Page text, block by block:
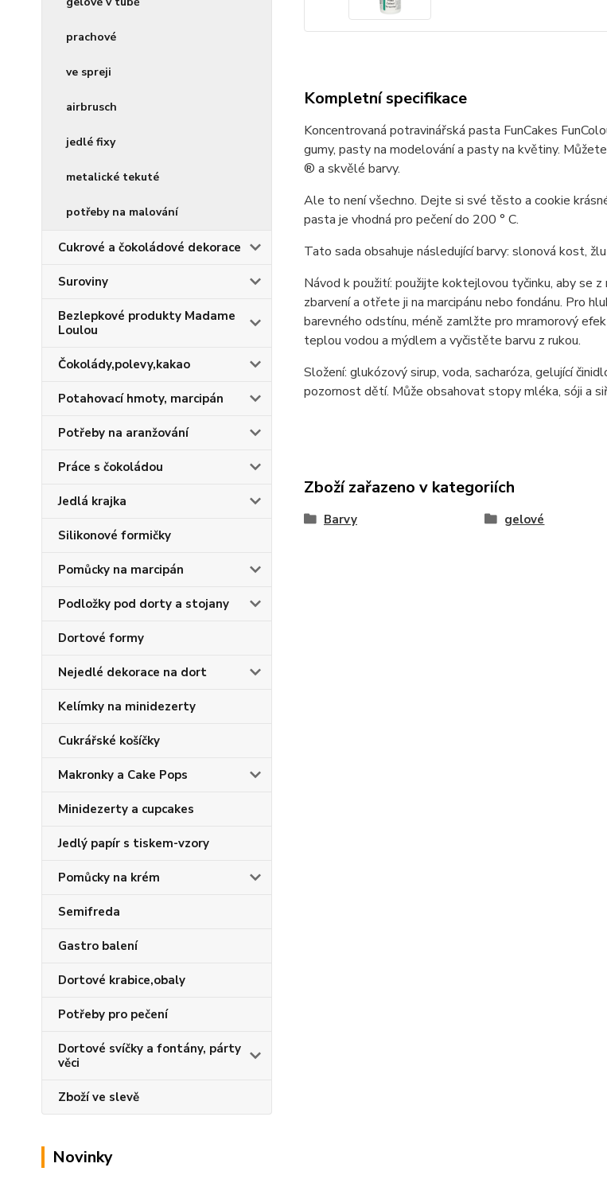
prachové
ve spreji
airbrusch
jedlé fixy
metalické tekuté
potřeby na malování
Cukrové a čokoládové dekorace
Suroviny
Bezlepkové produkty Madame
Loulou
Čokolády,polevy,kakao
Potahovací hmoty, marcipán
Potřeby na aranžování
Práce s čokoládou
Jedlá krajka
Silikonové formičky
Pomůcky na marcipán
Podložky pod dorty a stojany
Dortové formy
Nejedlé dekorace na dort
Kelímky na minidezerty
Cukrářské košíčky
Makronky a Cake Pops
Minidezerty a cupcakes
Jedlý papír s tiskem-vzory
Pomůcky na krém
Semifreda
Gastro balení
Dortové krabice,obaly
Potřeby pro pečení
Dortové svíčky a fontány, párty
věci
Zboží ve slevě
Novinky
Kompletní specifikace
Koncentrovaná potravinářská pasta FunCakes
gumy, pasty na modelování a pasty na květiny.
® a skvělé barvy.
Ale to není všechno. Dejte si své těsto a cookie
pasta je vhodná pro pečení do 200 ° C.
Tato sada obsahuje následující barvy: slonová kost,
Návod k použití: použijte koktejlovou tyčinku, aby se
zbarvení a otřete ji na marcipánu nebo fondánu. Pro
barevného odstínu, méně zamlžte pro mramorový
teplou vodou a mýdlem a vyčistěte barvu z rukou.
Složení: glukózový sirup, voda, sacharóza, gelující
pozornost dětí. Může obsahovat stopy mléka, sóji a
Zboží zařazeno v kategoriích
Barvy gelové